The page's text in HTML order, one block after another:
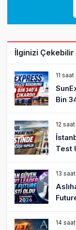
İlginizi Çekebilir
11
Bin
12
Test
13
14